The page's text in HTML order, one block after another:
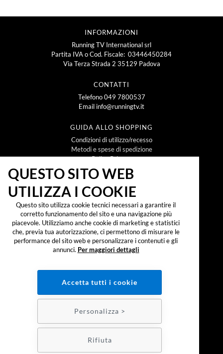
INFORMAZIONI
Running TV International srl
Partita IVA o Cod. Fiscale: 03446450284
Via Terza Strada 2 35129 Padova
CONTATTI
Telefono049 7800537
Email info@runningtv.it
GUIDA ALLO SHOPPING
Condizioni di utilizzo/recesso
Metodi e spese di spedizione
Policy Privacy
Policy Cookie
NEWSLETTER
Iscrivendomi alla newsletter dichiaro di aver preso
visione dell'informativa sul trattamento dei dati
personali secondo il reg. UE 2016/679 ("GDPR")
accetto di ricevere promozioni, offerte e
PAGAMENTI:
QUESTO SITO WEB
UTILIZZA I COOKIE
Questo sito utilizza cookie tecnici necessari a garantire il
corretto funzionamento del sito e una navigazione più
piacevole. Utilizziamo anche cookie di marketing e statistici
che, previa tua autorizzazione, ci permettono di misurare le
performance del sito web e personalizzare i contenuti e gli
annunci. Per maggiori dettagli
Accetta tutti i cookie
Rifiuta
Personalizza >